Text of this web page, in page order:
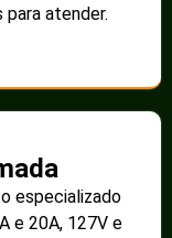
atender.
especializado
e 20A, 127V e